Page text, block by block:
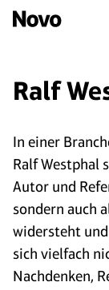
Ralf
In einer
Ralf Westphal
Autor und
sondern auch
widersteht
sich vielfach
Nachdenken,